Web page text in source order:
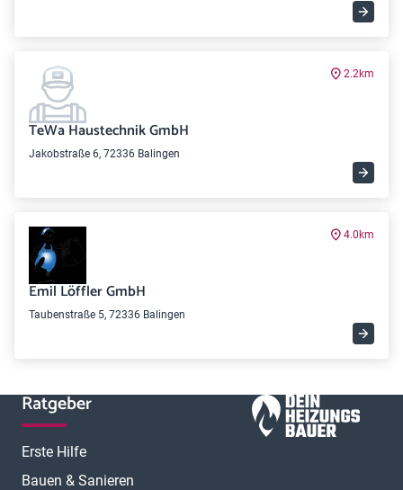
2.2km
TeWa Haustechnik GmbH
Jakobstraße 6, 72336 Balingen
4.0km
Emil Löffler GmbH
Taubenstraße 5, 72336 Balingen
Ratgeber
Erste Hilfe
Bauen & Sanieren